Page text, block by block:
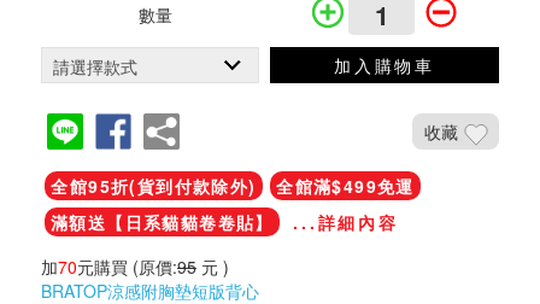
數量
加入購物車
收藏
全館95折(貨到付款除外)
全館滿$499免運
滿額送【日系貓貓卷卷貼】
...詳細內容
加70元購買 (原價:95 元 )
BRATOP涼感附胸墊短版背心